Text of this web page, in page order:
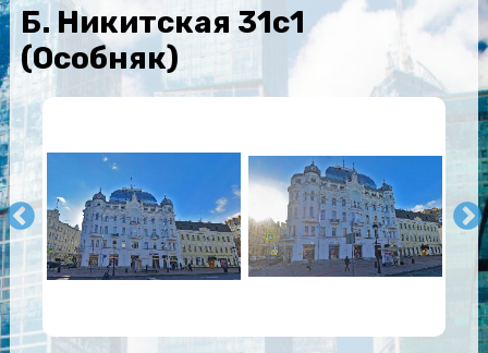
Б. Никитская 31с1
(Особняк)